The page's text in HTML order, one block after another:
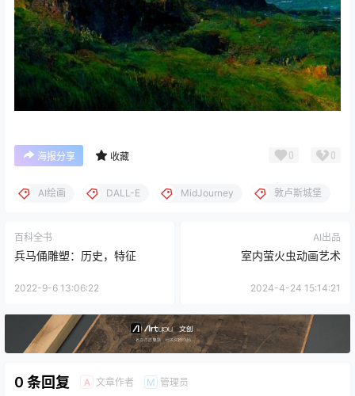
海报分享 收藏 0 0
AI绘画 DALL-E MidJourney 敦卢斯城堡
百科全书
兵马俑雕塑：历史，特征
2022-9-6 13:06:22
AI出品
室内萤火虫动画艺术
2024-4-24 15:14:21
0 条回复 A 文章作者 M 管理员